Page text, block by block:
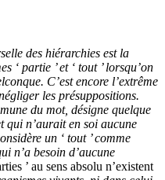
des hiérarchies est la
‘ partie ’ et ‘ tout ’ lorsqu’on
C’est encore l’extrême
les présuppositions.
du mot, désigne quelque
qui n’aurait en soi aucune
un ‘ tout ’ comme
n’a besoin d’aucune
s ’ au sens absolu n’existent